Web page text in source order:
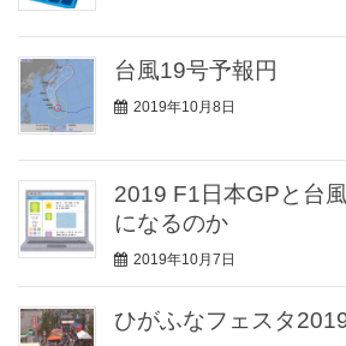
台風19号予報円
2019年10月8日
2019 F1日本GPと台
になるのか
2019年10月7日
ひがふなフェスタ